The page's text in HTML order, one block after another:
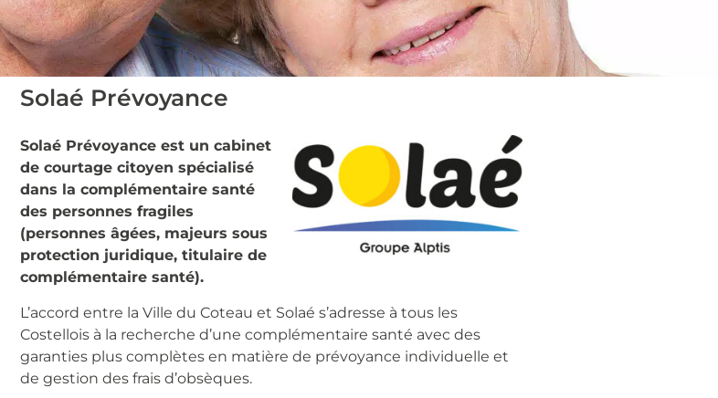
Solaé Prévoyance
Solaé Prévoyance est un cabinet
de courtage citoyen spécialisé
dans la complémentaire santé
des personnes fragiles
(personnes âgées, majeurs sous
protection juridique, titulaire de
complémentaire santé).
L’accord entre la Ville du Coteau et Solaé s’adresse à tous les
Costellois à la recherche d’une complémentaire santé avec des
garanties plus complètes en matière de prévoyance individuelle et
de gestion des frais d’obsèques.